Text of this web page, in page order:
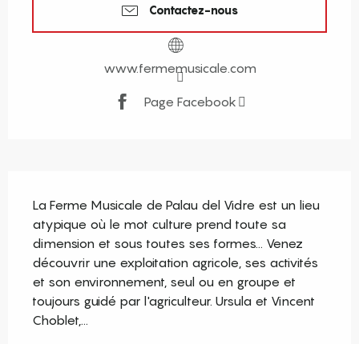
Contactez-nous
www.fermemusicale.com
Page Facebook
La Ferme Musicale de Palau del Vidre est un lieu
atypique où le mot culture prend toute sa
dimension et sous toutes ses formes... Venez
découvrir une exploitation agricole, ses activités
et son environnement, seul ou en groupe et
toujours guidé par l'agriculteur. Ursula et Vincent
Choblet,...